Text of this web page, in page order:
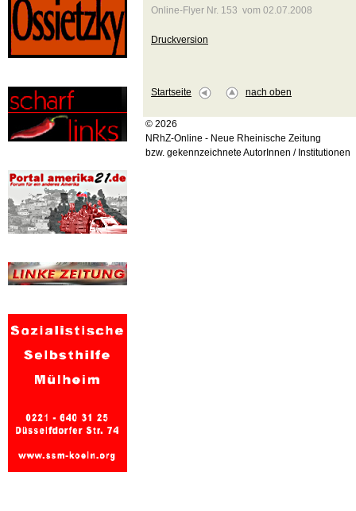
Online-Flyer Nr. 153 vom 02.07.2008
Druckversion
Startseite nach oben
© 2026
NRhZ-Online - Neue Rheinische Zeitung
bzw. gekennzeichnete AutorInnen / Institutionen